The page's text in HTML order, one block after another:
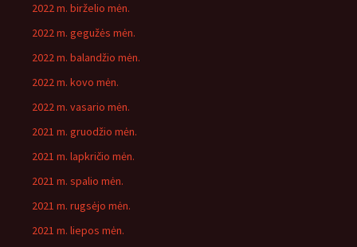
2022 m. birželio mėn.
2022 m. gegužės mėn.
2022 m. balandžio mėn.
2022 m. kovo mėn.
2022 m. vasario mėn.
2021 m. gruodžio mėn.
2021 m. lapkričio mėn.
2021 m. spalio mėn.
2021 m. rugsėjo mėn.
2021 m. liepos mėn.